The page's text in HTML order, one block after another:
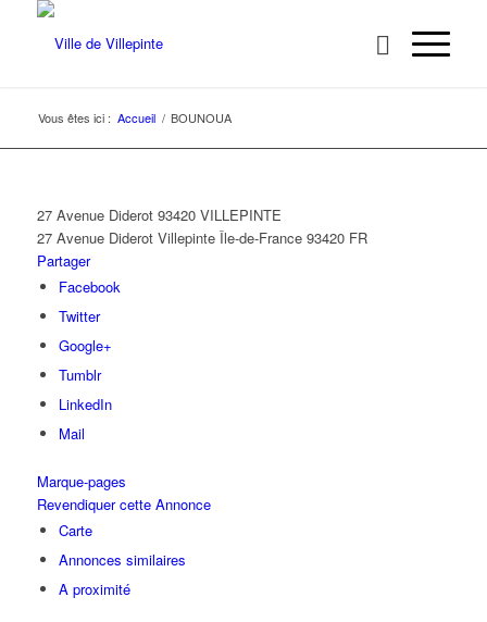
Vous êtes ici : Accueil / BOUNOUA
27 Avenue Diderot 93420 VILLEPINTE
27 Avenue Diderot Villepinte Île-de-France 93420 FR
Partager
Facebook
Twitter
Google+
Tumblr
LinkedIn
Mail
Marque-pages
Revendiquer cette Annonce
Carte
Annonces similaires
A proximité